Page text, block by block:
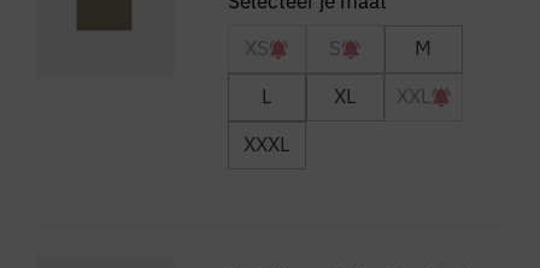
XS S
M
L
XL
XXL
XXXL